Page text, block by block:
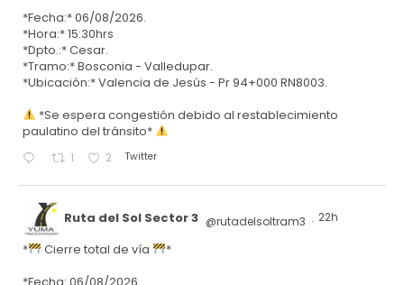
*Fecha:* 06/08/2026.
*Hora:* 15:30hrs
*Dpto.:* Cesar.
*Tramo:* Bosconia - Valledupar.
*Ubicación:* Valencia de Jesús - Pr 94+000 RN8003.
*Se espera congestión debido al restablecimiento
paulatino del tránsito*
1 2 Twitter
Ruta del Sol Sector 3 @rutadelsoltram3 · 22h
* Cierre total de vía
*